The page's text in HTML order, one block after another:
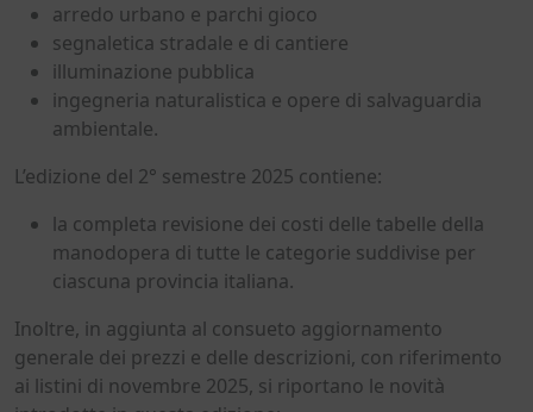
arredo urbano e parchi gioco
segnaletica stradale e di cantiere
illuminazione pubblica
ingegneria naturalistica e opere di salvaguardia
ambientale.
L’edizione del 2° semestre 2025 contiene:
la completa revisione dei costi delle tabelle della
manodopera di tutte le categorie suddivise per
ciascuna provincia italiana.
Inoltre, in aggiunta al consueto aggiornamento
generale dei prezzi e delle descrizioni, con riferimento
ai listini di novembre 2025, si riportano le novità